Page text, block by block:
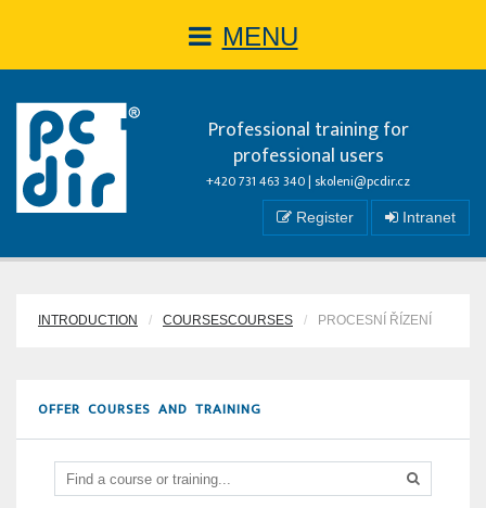
MENU
Professional training for
professional users
+420 731 463 340 | skoleni@pcdir.cz
Register Intranet
INTRODUCTION COURSESCOURSES PROCESNÍ ŘÍZENÍ
OFFER COURSES AND TRAINING